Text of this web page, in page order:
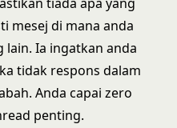
mesej di mana anda
Ia ingatkan anda
tidak respons dalam
Anda capai zero
penting.